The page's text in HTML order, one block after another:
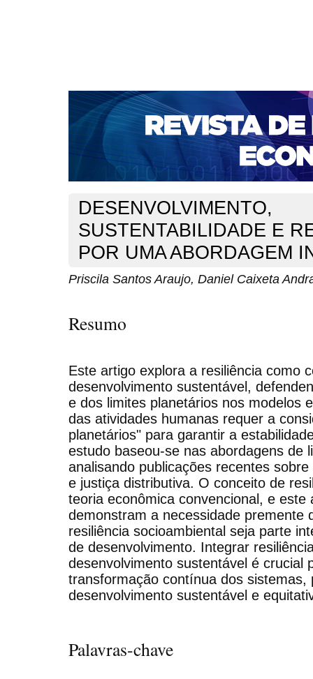
CAPA SOBRE ACESSO CADASTRO
NOTÍCIAS
PORTAL DE REVISTAS DA UNIFACS
BASES DE DADOS E INDEXADORES
Capa Ano XXV - N. 54 - Jan./Dez. 2023> Araujo
DESENVOLVIMENTO,
SUSTENTABILIDADE E
POR UMA ABORDAGEM
Priscila Santos Araujo, Daniel Caixeta
Resumo
Este artigo explora a resiliência como
desenvolvimento sustentável,
e dos limites planetários nos modelos
das atividades humanas requer a
planetários" para garantir a
estudo baseou-se nas abordagens de
analisando publicações recentes
e justiça distributiva. O conceito de
teoria econômica convencional, e
demonstram a necessidade premente
resiliência socioambiental seja parte
de desenvolvimento. Integrar
desenvolvimento sustentável é crucial
transformação contínua dos sistemas,
desenvolvimento sustentável e
Palavras-chave